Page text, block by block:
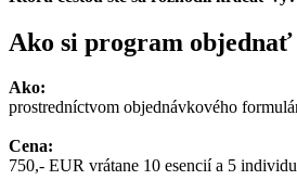
Ako si program
Ako:
prostredníctvom objednávkového
Cena:
750,- EUR vrátane 10 esencií a 5